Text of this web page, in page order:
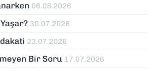
06.08.2026
30.07.2026
23.07.2026
Bir Soru 17.07.2026